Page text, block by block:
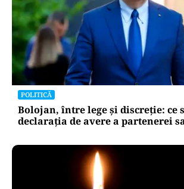
POLITICĂ
Bolojan, între lege și discreție: ce
declarația de avere a partenerei